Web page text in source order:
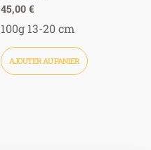
Note
3.00
sur 5
45,00 €
100g 13-20 cm
AJOUTER AU PANIER